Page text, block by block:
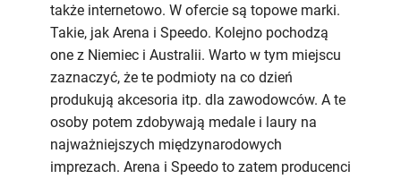
także internetowo. W ofercie są topowe marki.
Takie, jak Arena i Speedo. Kolejno pochodzą
one z Niemiec i Australii. Warto w tym miejscu
zaznaczyć, że te podmioty na co dzień
produkują akcesoria itp. dla zawodowców. A te
osoby potem zdobywają medale i laury na
najważniejszych międzynarodowych
imprezach. Arena i Speedo to zatem producenci